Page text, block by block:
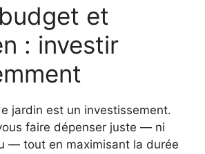
et
: investir
jardin est un investissement.
faire dépenser juste — ni
— tout en maximisant la durée